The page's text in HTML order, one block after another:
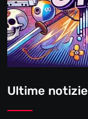
Ultime notizie